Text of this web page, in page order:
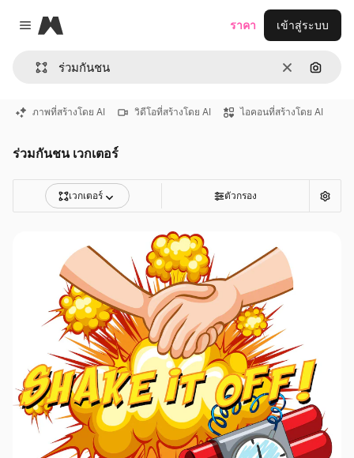
Close menu
Magnific
ชัดเจนค้นหา
ราคา เข้าสู่ระบบ
ภาพที่สร้างโดย AI วิดีโอที่สร้างโดย AI ไอคอนที่สร้างโดย AI
ร่วมกันชน เวกเตอร์
เวกเตอร์ ตัวกรอง